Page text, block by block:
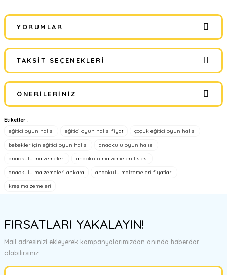
YORUMLAR
Bu ürüne ilk yorumu siz yapın!
Yorum Yaz
TAKSIT SEÇENEKLERI
ÖNERILERINIZ
Bu ürünün fiyat bilgisi, resim, ürün açıklamalarında ve diğer
konularda yetersiz gördüğünüz noktaları öneri formunu kullanarak
tarafımıza iletebilirsiniz.
Ürün fiyatı diğer sitelerden daha pahalı.
Etiketler :
eğitici oyun halısı
eğitici oyun halısı fiyat çoçuk eğitici oyun halısı
bebekler için eğitici oyun halısı anaokulu oyun halısı
anaokulu malzemeleri anaokulu malzemeleri listesi
anaokulu malzemeleri ankara anaokulu malzemeleri fiyatları
kreş malzemeleri
FIRSATLARI YAKALAYIN!
Mail adresinizi ekleyerek kampanyalarımızdan anında haberdar
olabilirsiniz.